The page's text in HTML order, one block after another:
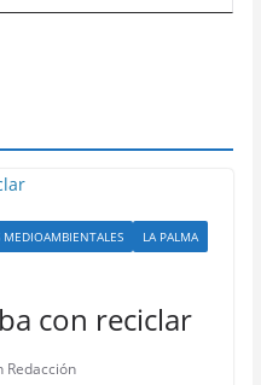
MEDIOAMBIENTALES
LA PALMA
con reciclar
Redacción